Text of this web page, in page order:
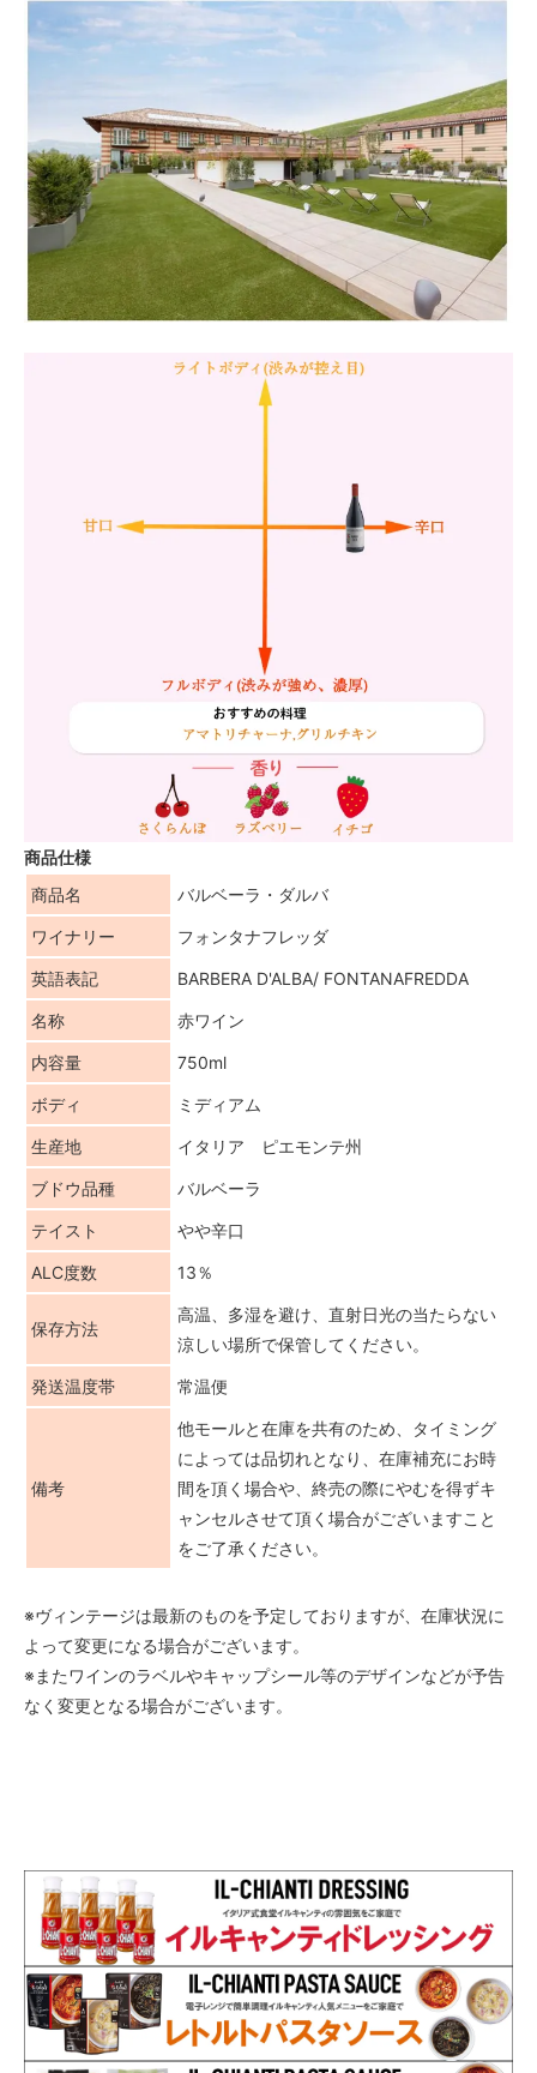
商品仕様
商品名
バルベーラ・ダルバ
ワイナリー フォンタナフレッダ
英語表記 BARBERA D'ALBA/ FONTANAFREDDA
名称 赤ワイン
内容量 750ml
ボディ ミディアム
生産地 イタリア ピエモンテ州
ブドウ品種 バルベーラ
テイスト やや辛口
ALC度数 13％
保存方法
高温、多湿を避け、直射日光の当たらない
涼しい場所で保管してください。
発送温度帯 常温便
備考
他モールと在庫を共有のため、タイミング
によっては品切れとなり、在庫補充にお時
間を頂く場合や、終売の際にやむを得ずキ
ャンセルさせて頂く場合がございますこと
をご了承ください。
※ヴィンテージは最新のものを予定しておりますが、在庫状況に
よって変更になる場合がございます。
※またワインのラベルやキャップシール等のデザインなどが予告
なく変更となる場合がございます。